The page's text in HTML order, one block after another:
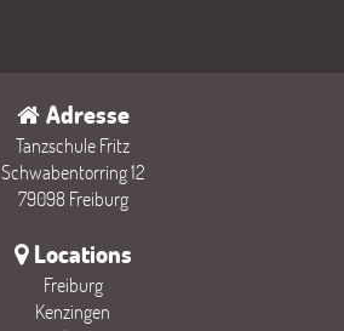
Adresse
Tanzschule Fritz
Schwabentorring 12
79098 Freiburg
Locations
Freiburg
Kenzingen